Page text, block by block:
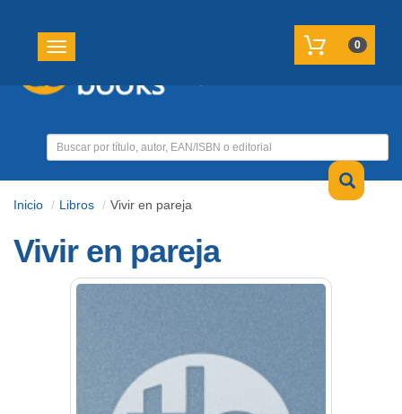
Toggle navigation 0
Inicio Libros Vivir en pareja
Vivir en pareja